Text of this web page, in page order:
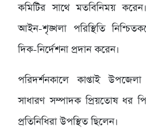
কমিটির সাথে মতবিনিময়
আইন-শৃঙ্খলা পরিস্থিতি
দিক-নির্দেশনা প্রদান করেন।
পরিদর্শনকালে কাপ্তাই
সাধারণ সম্পাদক প্রিয়তোষ ধর
প্রতিনিধিরা উপস্থিত ছিলেন।